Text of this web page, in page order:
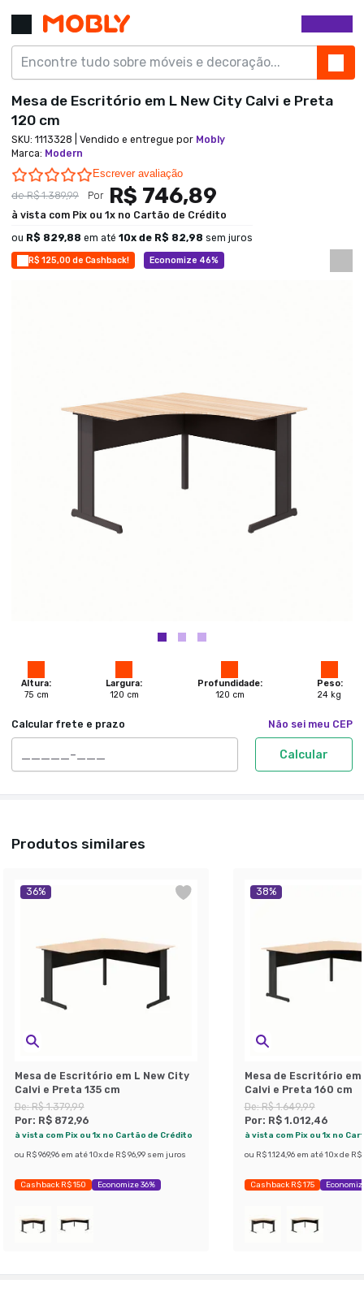
R$ 125,00 de Cashback! Economize 46%
Altura:
75 cm
Largura:
120 cm
Profundidade:
120 cm
Peso:
24 kg
Calcular frete e prazo Não sei meu CEP
Calcular
Mesa de Escritório em L New City Calvi e Preta
120 cm
SKU: 1113328 | Vendido e entregue por Mobly
Marca: Modern
0.0 star rating
Escrever avaliação
deR$ 1.389,99 Por R$ 746,89
à vista com Pix ou 1x no Cartão de Crédito
ou R$ 829,88 em até 10x de R$ 82,98 sem juros
Produtos similares
36%
Mesa de Escritório em L New City
Calvi e Preta 135 cm
De:R$ 1.379,99
Por: R$ 872,96
à vista com Pix ou 1x no Cartão de Crédito
ou R$ 969,96 em até 10x de R$ 96,99 sem juros
Cashback R$ 150 Economize 36%
38%
Mesa de Escritório em
Calvi e Preta 160 cm
De:R$ 1.649,99
Por: R$ 1.012,46
à vista com Pix ou 1x no
ou R$ 1.124,96 em até 10x de R$
Cashback R$ 175